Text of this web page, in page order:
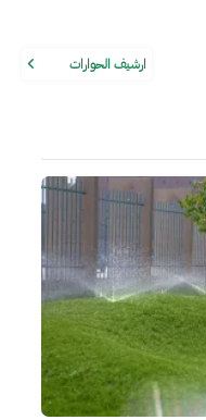
ارشيف الحوارات